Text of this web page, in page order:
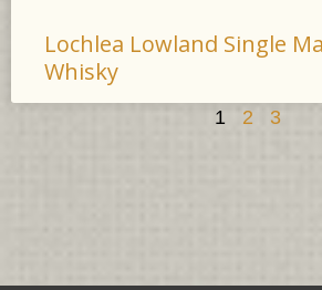
Lochlea Lowland Single
Whisky
1 2 3